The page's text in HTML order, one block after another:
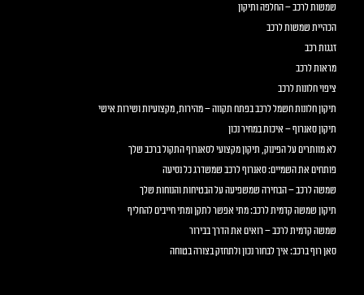
שמשות לרכב – החלפה ותיקון
הכהיית שמשות לרכב
זגגות רכב
מראות לרכב
ציפוי חלונות לרכב
תיקון חלונות חשמל לרכב בפתח תקווה – מהירות, מקצועיות ושירות אישי
תיקון סאנרוף – איכות במחיר נכון
לא מוותרים על הפינוק, תיקון מקצועי לסאנרוף התקול ברכב שלך
פותחים את השמיים: סאנרוף לרכב שמשדרג כל נסיעה
שמשה לרכב – הבחירה שמשפיעה על הבטיחות והנוחות שלך
תיקון שמשה קדמית לרכב: מתי אפשר לתקן ומתי חייבים להחליף
שמשה קדמית לרכב – רואים את הדרך בבירור
סאן רוף ברכב: איך לבחור נכון ולתחזק בצורה בטוחה